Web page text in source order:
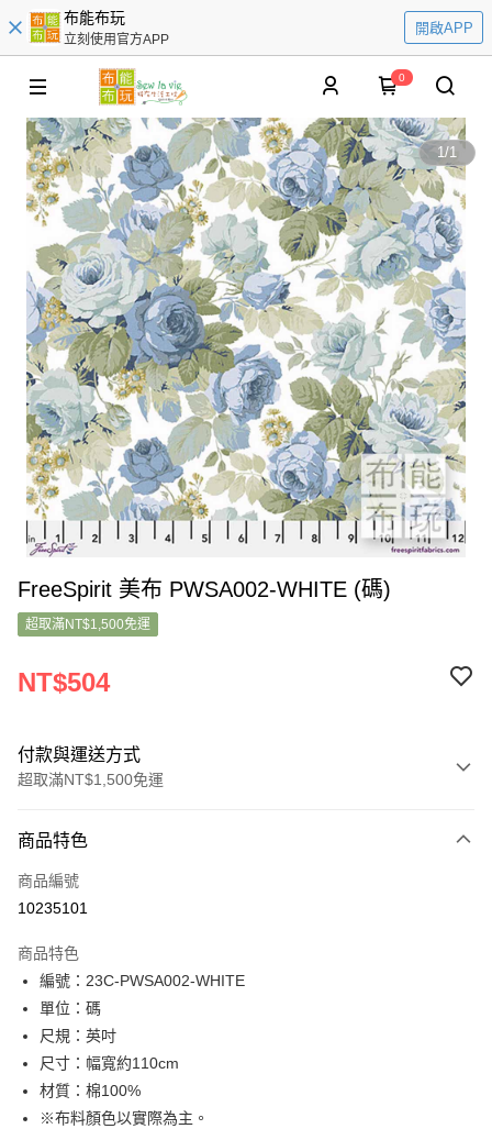
布能布玩
立刻使用官方APP
開啟APP
0
1/1
FreeSpirit 美布 PWSA002-WHITE (碼)
超取滿NT$1,500免運
NT$504
付款與運送方式
超取滿NT$1,500免運
信用卡一次付款
超商取貨付款
Apple Pay
街口支付
Google Pay
大哥付你分期
相關說明
商品特色
商品編號
10235101
商品特色
編號：23C-PWSA002-WHITE
單位：碼
尺規：英吋
尺寸：幅寬約110cm
材質：棉100%
※布料顏色以實際為主。